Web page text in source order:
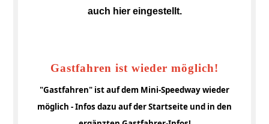
auch hier eingestellt.
Gastfahren ist wieder möglich!
"Gastfahren" ist auf dem Mini-Speedway wieder
möglich - Infos dazu auf der Startseite und in den